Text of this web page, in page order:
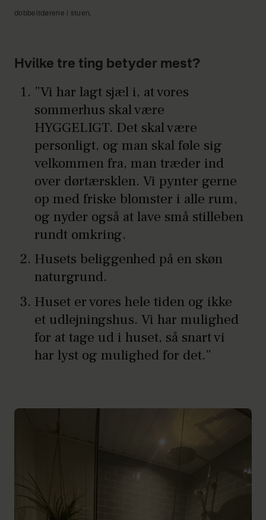
dobbeltdørene i stuen,
Hvilke tre ting betyder mest?
”Vi har lagt sjæl i, at vores
sommerhus skal være
HYGGELIGT. Det skal være
personligt, og man skal føle sig
velkommen fra, man træder ind
over dørtærsklen. Vi pynter gerne
op med friske blomster i alle rum,
og nyder også at lave små stilleben
rundt omkring.
Husets beliggenhed på en skøn
naturgrund.
Huset er vores hele tiden og ikke
et udlejningshus. Vi har mulighed
for at tage ud i huset, så snart vi
har lyst og mulighed for det.”